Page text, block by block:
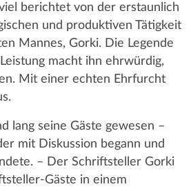
berichtet von der erstaunlich
und produktiven Tätigkeit
Mannes, Gorki. Die Legende
macht ihn ehrwürdig,
Mit einer echten Ehrfurcht
lang seine Gäste gewesen –
mit Diskussion begann und
– Der Schriftsteller Gorki
Gäste in einem